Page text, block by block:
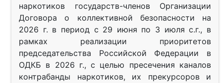
наркотиков государств-членов Организации
Договора о коллективной безопасности на
2026 г. в период с 29 июня по 3 июля с.г., в
рамках реализации приоритетов
председательства Российской Федерации в
ОДКБ в 2026 г., с целью пресечения каналов
контрабанды наркотиков, их прекурсоров и